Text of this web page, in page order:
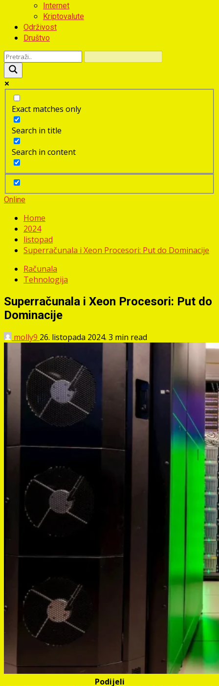
Internet
Kriptovalute
Održivost
Društvo
Exact matches only
Search in title
Search in content
Online
Home
2024
listopad
Superračunala i Xeon Procesori: Put do Dominacije
Računala
Tehnologija
Superračunala i Xeon Procesori: Put do
Dominacije
molly9 26. listopada 2024. 3 min read
Podijeli